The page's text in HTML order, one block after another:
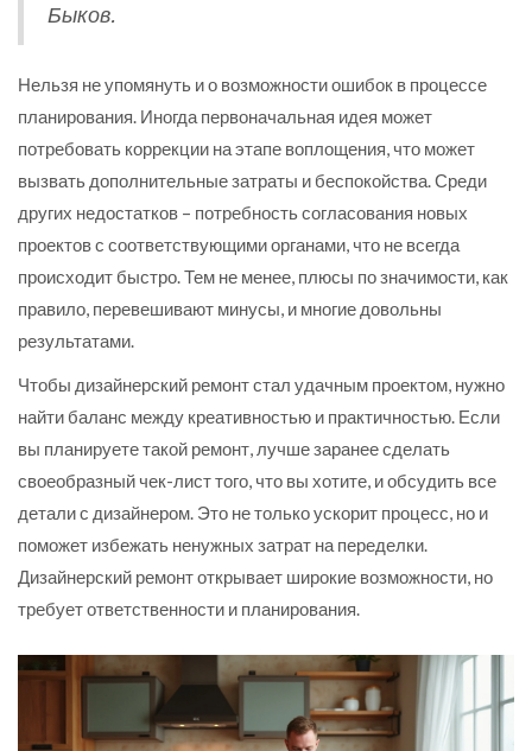
Быков.
Нельзя не упомянуть и о возможности ошибок в процессе
планирования. Иногда первоначальная идея может
потребовать коррекции на этапе воплощения, что может
вызвать дополнительные затраты и беспокойства. Среди
других недостатков – потребность согласования новых
проектов с соответствующими органами, что не всегда
происходит быстро. Тем не менее, плюсы по значимости, как
правило, перевешивают минусы, и многие довольны
результатами.
Чтобы дизайнерский ремонт стал удачным проектом, нужно
найти баланс между креативностью и практичностью. Если
вы планируете такой ремонт, лучше заранее сделать
своеобразный чек-лист того, что вы хотите, и обсудить все
детали с дизайнером. Это не только ускорит процесс, но и
поможет избежать ненужных затрат на переделки.
Дизайнерский ремонт открывает широкие возможности, но
требует ответственности и планирования.